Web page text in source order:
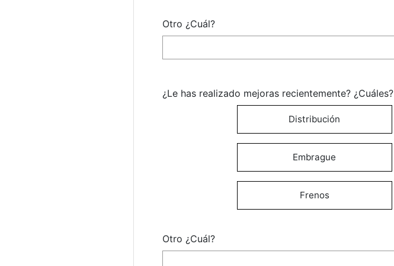
Otro ¿Cuál?
¿Le has realizado mejoras recientemente? ¿Cuáles?
Distribución
Embrague
Frenos
Otro ¿Cuál?